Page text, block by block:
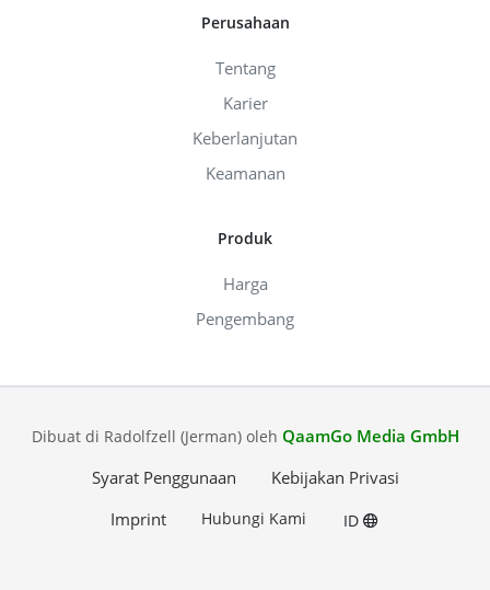
Perusahaan
Tentang
Karier
Keberlanjutan
Keamanan
Produk
Harga
Pengembang
Dibuat di Radolfzell (Jerman) oleh QaamGo Media GmbH
Syarat Penggunaan
Kebijakan Privasi
Imprint
Hubungi Kami ID